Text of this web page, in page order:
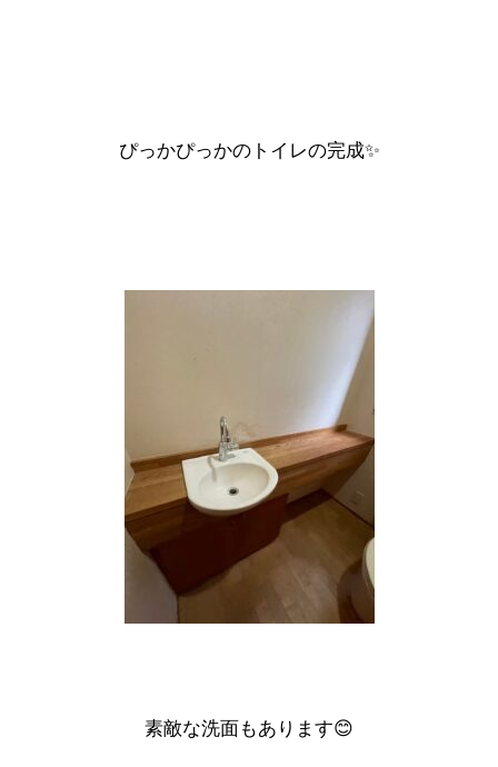
ぴっかぴっかのトイレの完成✨
素敵な洗面もあります😊